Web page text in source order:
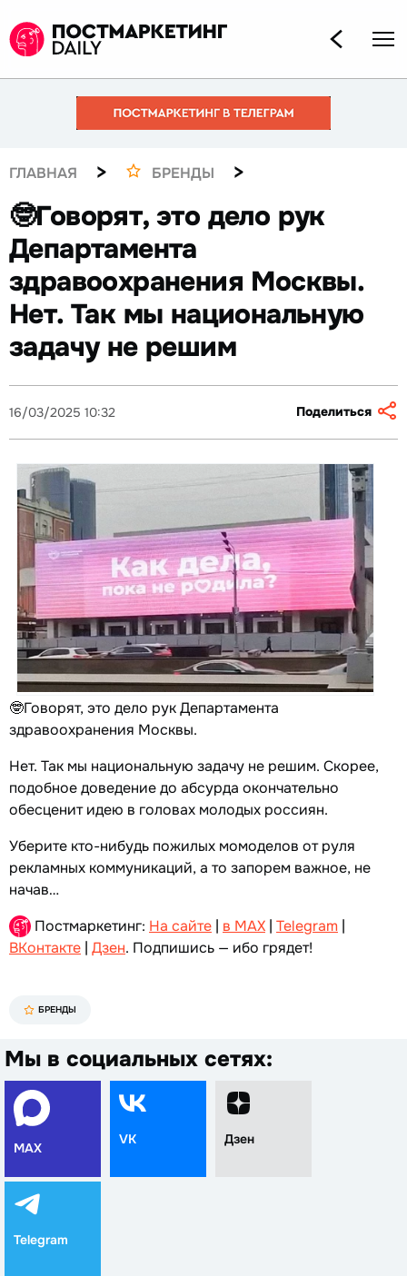
ГЛАВНАЯ > БРЕНДЫ >
🤓Говорят, это дело рук
Департамента
здравоохранения Москвы.
Нет. Так мы национальную
задачу не решим
16/03/2025 10:32 Поделиться
🤓Говорят, это дело рук Департамента
здравоохранения Москвы.
Нет. Так мы национальную задачу не решим. Скорее,
подобное доведение до абсурда окончательно
обесценит идею в головах молодых россиян.
Уберите кто-нибудь пожилых момоделов от руля
рекламных коммуникаций, а то запорем важное, не
начав…
Постмаркетинг: На сайте | в MAX | Telegram |
ВКонтакте | Дзен. Подпишись — ибо грядет!
БРЕНДЫ
Мы в социальных сетях:
MAX
VK Дзен
Telegram